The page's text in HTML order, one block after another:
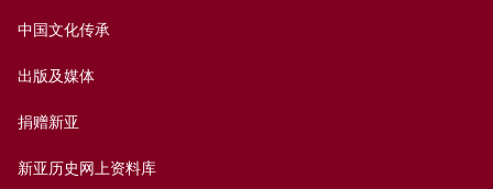
中国文化传承
出版及媒体
捐赠新亚
新亚历史网上资料库